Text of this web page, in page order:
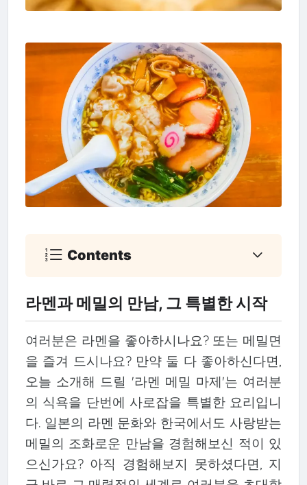
Contents
라멘과 메밀의 만남, 그 특별한 시작
여러분은 라멘을 좋아하시나요? 또는 메밀면
을 즐겨 드시나요? 만약 둘 다 좋아하신다면,
오늘 소개해 드릴 '라멘 메밀 마제'는 여러분
의 식욕을 단번에 사로잡을 특별한 요리입니
다. 일본의 라멘 문화와 한국에서도 사랑받는
메밀의 조화로운 만남을 경험해보신 적이 있
으신가요? 아직 경험해보지 못하셨다면, 지